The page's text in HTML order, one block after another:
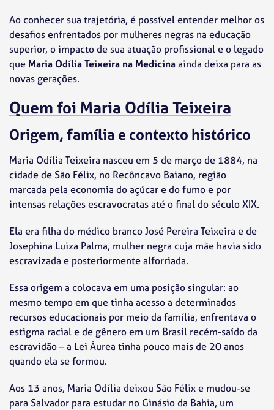
Ao conhecer sua trajetória, é possível entender melhor os
desafios enfrentados por mulheres negras na educação
superior, o impacto de sua atuação profissional e o legado
que Maria Odília Teixeira na Medicinaainda deixa para as
novas gerações.
Quem foi Maria Odília Teixeira
Origem, família e contexto histórico
Maria Odília Teixeira nasceu em 5 de março de 1884, na
cidade de São Félix, no Recôncavo Baiano, região
marcada pela economia do açúcar e do fumo e por
intensas relações escravocratas até o final do século XIX.
Ela era filha do médico branco José Pereira Teixeira e de
Josephina Luiza Palma, mulher negra cuja mãe havia sido
escravizada e posteriormente alforriada.
Essa origem a colocava em uma posição singular: ao
mesmo tempo em que tinha acesso a determinados
recursos educacionais por meio da família, enfrentava o
estigma racial e de gênero em um Brasil recém-saído da
escravidão – a Lei Áurea tinha pouco mais de 20 anos
quando ela se formou.
Aos 13 anos, Maria Odília deixou São Félix e mudou-se
para Salvador para estudar no Ginásio da Bahia, um